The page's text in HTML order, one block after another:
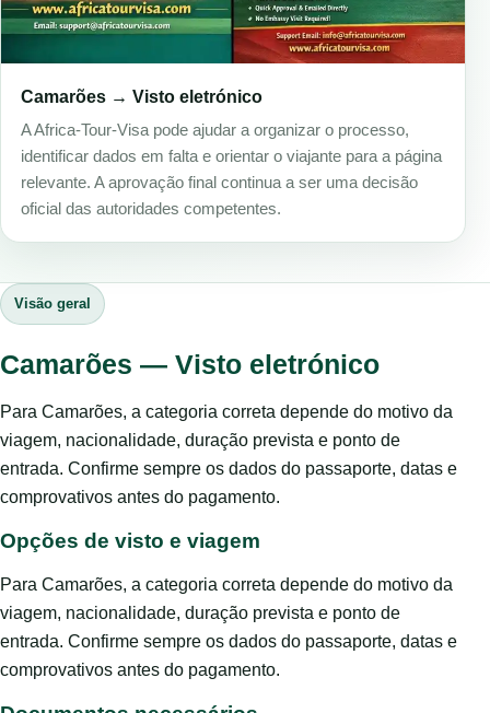
Camarões → Visto eletrónico
A Africa-Tour-Visa pode ajudar a organizar o processo,
identificar dados em falta e orientar o viajante para a página
relevante. A aprovação final continua a ser uma decisão
oficial das autoridades competentes.
Visão geral
Camarões — Visto eletrónico
Para Camarões, a categoria correta depende do motivo da
viagem, nacionalidade, duração prevista e ponto de
entrada. Confirme sempre os dados do passaporte, datas e
comprovativos antes do pagamento.
Opções de visto e viagem
Para Camarões, a categoria correta depende do motivo da
viagem, nacionalidade, duração prevista e ponto de
entrada. Confirme sempre os dados do passaporte, datas e
comprovativos antes do pagamento.